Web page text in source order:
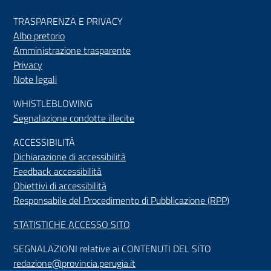
TRASPARENZA E PRIVACY
Albo pretorio
Amministrazione trasparente
Privacy
Note legali
WHISTLEBLOWING
Segnalazione condotte illecite
ACCESSIBILITÀ
Dichiarazione di accessibilità
Feedback accessibilità
Obiettivi di accessibilità
Responsabile del Procedimento di Pubblicazione (RPP)
STATISTICHE ACCESSO SITO
SEGNALAZIONI relative ai CONTENUTI DEL SITO
redazione@provincia.perugia.it